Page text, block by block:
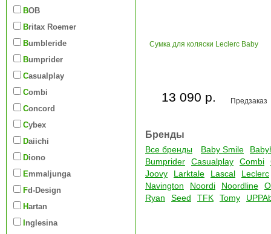
BOB
Britax Roemer
Bumbleride
Bumprider
Casualplay
Combi
Concord
Cybex
Daiichi
Diono
Emmaljunga
Fd-Design
Hartan
Inglesina
Сумка для коляски Leclerc Baby
Предзаказ
13 090 р.
Бренды
Все бренды Baby Smile
Bumprider
Casualplay Combi
Joovy
Larktale Lascal
Leclerc
Navington
Noordi Noordline
Ryan
Seed TFK Tomy